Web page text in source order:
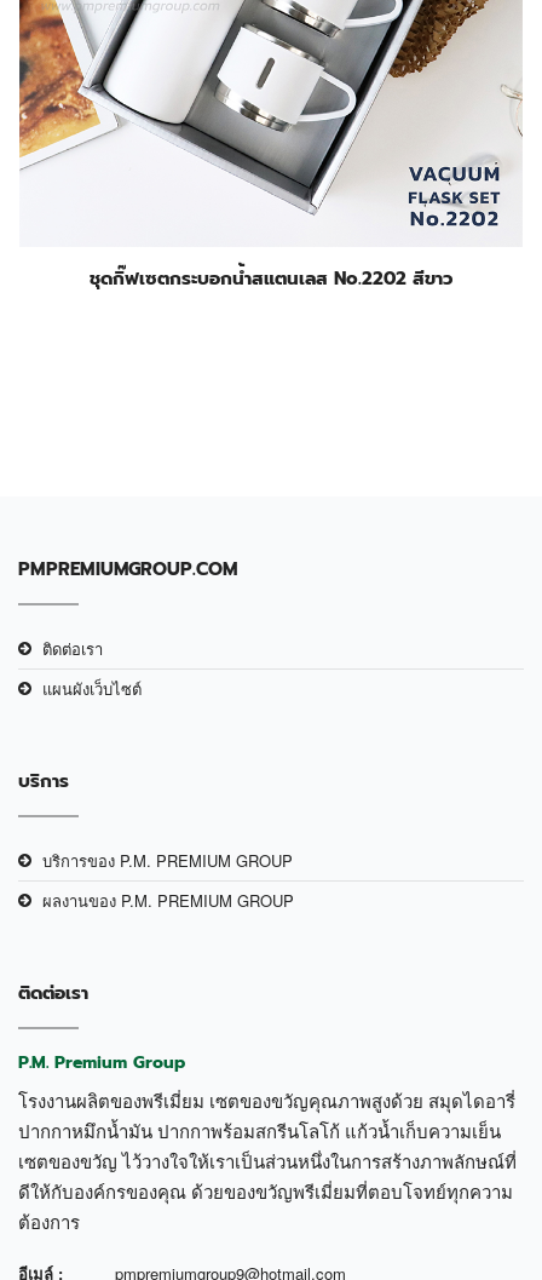
ชุดกิ๊ฟเซตกระบอกน้ำสแตนเลส No.2202 สีขาว
PMPREMIUMGROUP.COM
ติดต่อเรา
แผนผังเว็บไซต์
บริการ
บริการของ P.M. PREMIUM GROUP
ผลงานของ P.M. PREMIUM GROUP
ติดต่อเรา
P.M. Premium Group
โรงงานผลิตของพรีเมี่ยม เซตของขวัญคุณภาพสูงด้วย สมุดไดอารี่
ปากกาหมึกน้ำมัน ปากกาพร้อมสกรีนโลโก้ แก้วน้ำเก็บความเย็น
เซตของขวัญ ไว้วางใจให้เราเป็นส่วนหนึ่งในการสร้างภาพลักษณ์ที่
ดีให้กับองค์กรของคุณ ด้วยของขวัญพรีเมี่ยมที่ตอบโจทย์ทุกความ
ต้องการ
อีเมล์ : pmpremiumgroup9@hotmail.com